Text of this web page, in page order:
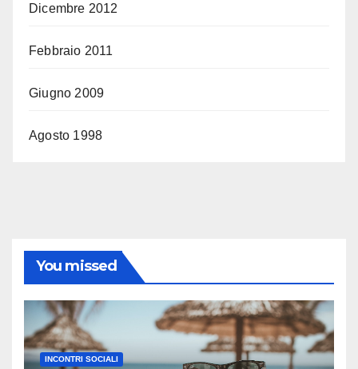
Dicembre 2012
Febbraio 2011
Giugno 2009
Agosto 1998
You missed
INCONTRI SOCIALI